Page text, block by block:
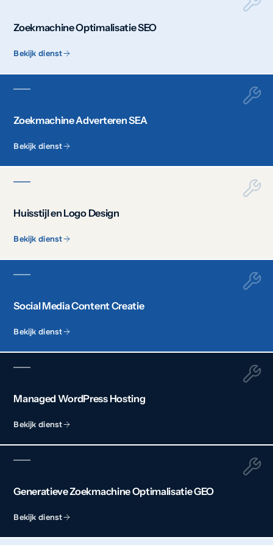
Zoekmachine Optimalisatie SEO
Bekijk dienst
Zoekmachine Adverteren SEA
Bekijk dienst
Huisstijl en Logo Design
Bekijk dienst
Social Media Content Creatie
Bekijk dienst
Managed WordPress Hosting
Bekijk dienst
Generatieve Zoekmachine Optimalisatie GEO
Bekijk dienst